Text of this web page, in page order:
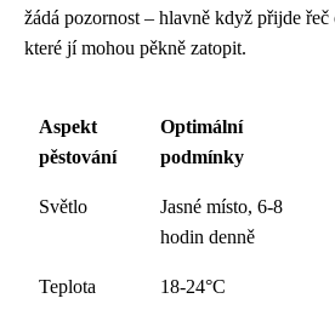
žádá pozornost – hlavně když přijde
které jí mohou pěkně zatopit.
Aspekt
pěstování
Optimální
podmínky
Světlo
Jasné místo, 6-8
hodin denně
Teplota 18-24°C